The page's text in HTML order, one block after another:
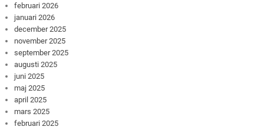
februari 2026
januari 2026
december 2025
november 2025
september 2025
augusti 2025
juni 2025
maj 2025
april 2025
mars 2025
februari 2025